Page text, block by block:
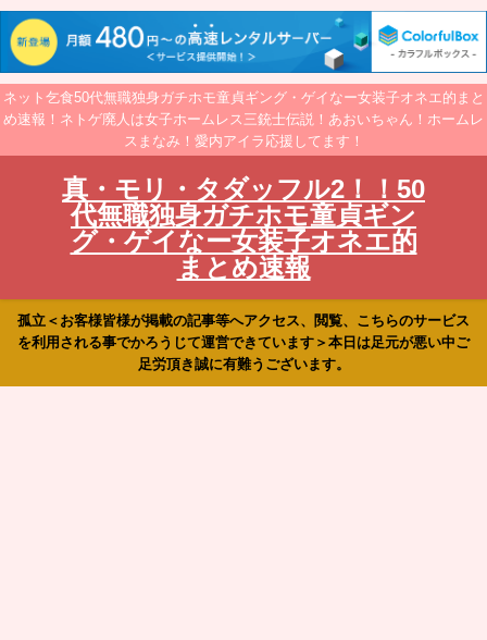
ネット乞食50代無職独身ガチホモ童貞ギング・ゲイなー女装子オネエ的まと
め速報！ネトゲ廃人は女子ホームレス三銃士伝説！あおいちゃん！ホームレ
スまなみ！愛内アイラ応援してます！
真・モリ・タダッフル2！！50
代無職独身ガチホモ童貞ギン
グ・ゲイなー女装子オネエ的
まとめ速報
孤立＜お客様皆様が掲載の記事等へアクセス、閲覧、こちらのサービス
を利用される事でかろうじて運営できています＞本日は足元が悪い中ご
足労頂き誠に有難うございます。